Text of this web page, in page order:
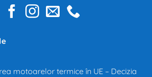
motoarelor termice în UE – Decizia